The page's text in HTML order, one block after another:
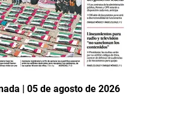
| 05 de agosto de 2026